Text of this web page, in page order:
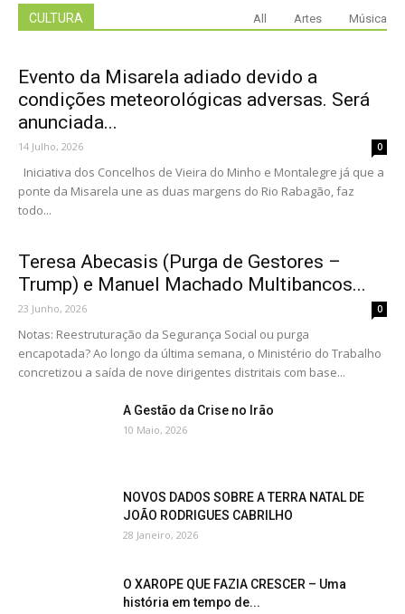
CULTURA All Artes Música
Evento da Misarela adiado devido a
condições meteorológicas adversas. Será
anunciada...
14 Julho, 2026 0
Iniciativa dos Concelhos de Vieira do Minho e Montalegre já que a
ponte da Misarela une as duas margens do Rio Rabagão, faz
todo...
Teresa Abecasis (Purga de Gestores –
Trump) e Manuel Machado Multibancos...
23 Junho, 2026 0
Notas: Reestruturação da Segurança Social ou purga
encapotada? Ao longo da última semana, o Ministério do Trabalho
concretizou a saída de nove dirigentes distritais com base...
A Gestão da Crise no Irão
10 Maio, 2026
NOVOS DADOS SOBRE A TERRA NATAL DE
JOÃO RODRIGUES CABRILHO
28 Janeiro, 2026
O XAROPE QUE FAZIA CRESCER – Uma
história em tempo de...